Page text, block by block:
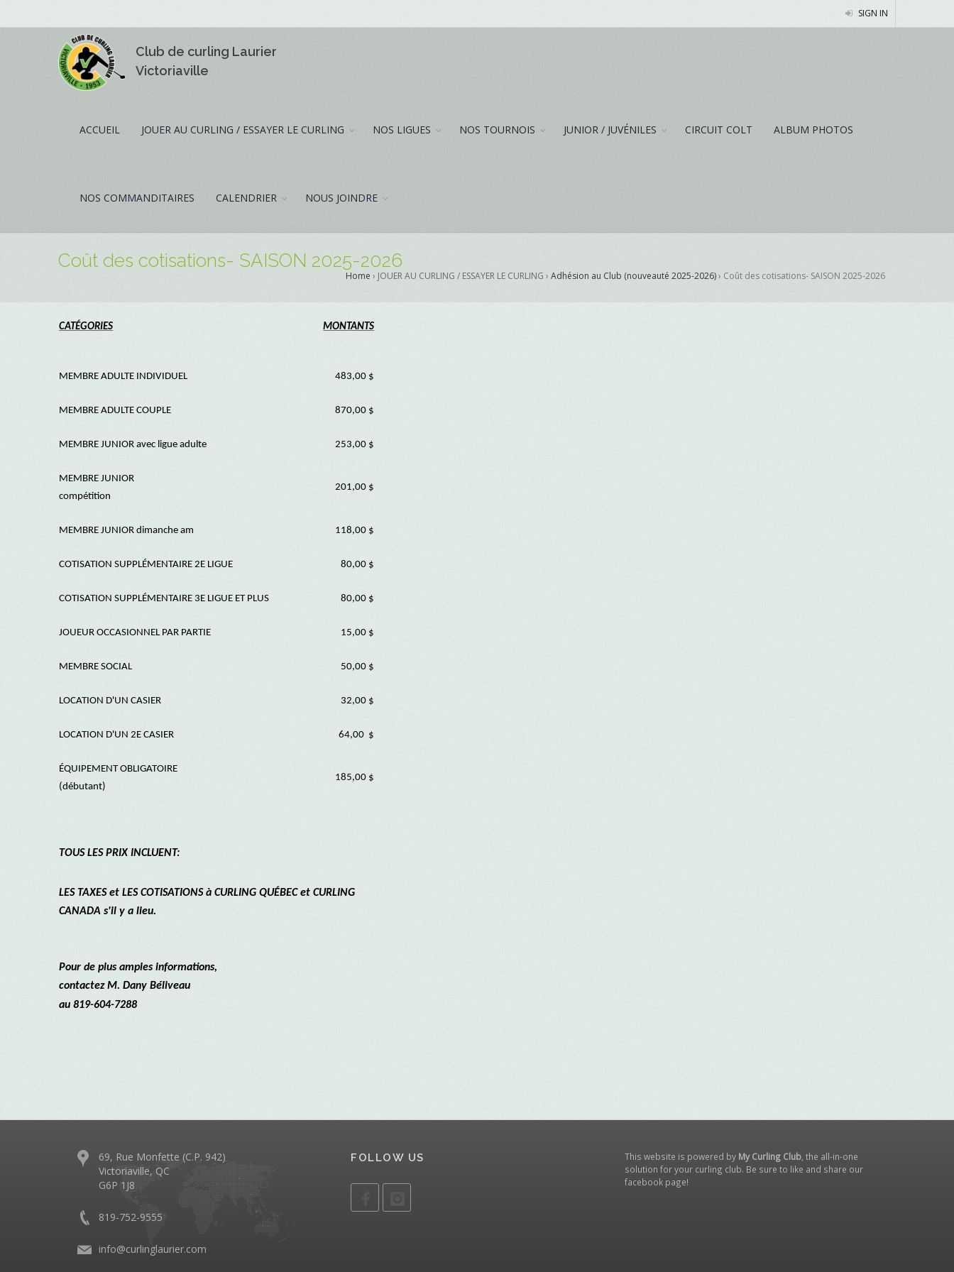
SIGN IN
Club de curling Laurier
Victoriaville
ACCUEIL JOUER AU CURLING / ESSAYER LE CURLING NOS LIGUES NOS TOURNOIS JUNIOR / JUVÉNILES CIRCUIT COLT ALBUM PHOTOS
NOS COMMANDITAIRES CALENDRIER NOUS JOINDRE
Coût des cotisations- SAISON 2025-2026
Home › JOUER AU CURLING / ESSAYER LE CURLING › Adhésion au Club (nouveauté 2025-2026)› Coût des cotisations- SAISON 2025-2026
CATÉGORIES MONTANTS
MEMBRE ADULTE INDIVIDUEL 483,00 $
MEMBRE ADULTE COUPLE 870,00 $
MEMBRE JUNIOR avec ligue adulte 253,00 $
MEMBRE JUNIOR
compétition
201,00 $
MEMBRE JUNIOR dimanche am 118,00 $
COTISATION SUPPLÉMENTAIRE 2E LIGUE 80,00 $
COTISATION SUPPLÉMENTAIRE 3E LIGUE ET PLUS 80,00 $
JOUEUR OCCASIONNEL PAR PARTIE 15,00 $
MEMBRE SOCIAL 50,00 $
LOCATION D'UN CASIER 32,00 $
LOCATION D'UN 2E CASIER 64,00 $
ÉQUIPEMENT OBLIGATOIRE
(débutant)
185,00 $
TOUS LES PRIX INCLUENT:
LES TAXES et LES COTISATIONS à CURLING QUÉBEC et CURLING
CANADA s'il y a lieu.
Pour de plus amples informations,
contactez M. Dany Béliveau
au 819-604-7288
69, Rue Monfette (C.P. 942)
Victoriaville, QC
G6P 1J8
819-752-9555
info@curlinglaurier.com
FOLLOW US This website is powered by My Curling Club, the all-in-one
solution for your curling club. Be sure to like and share our
facebook page!